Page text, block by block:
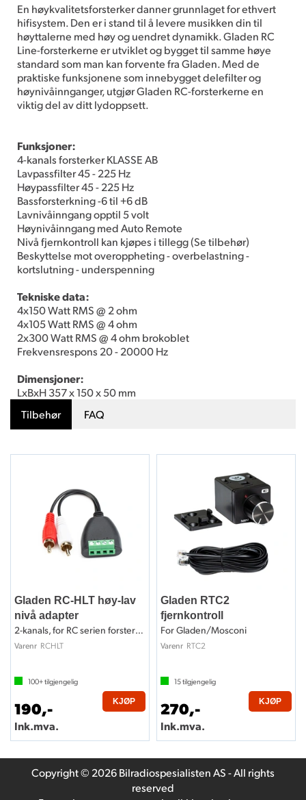
En høykvalitetsforsterker danner grunnlaget for ethvert
hifisystem. Den er i stand til å levere musikken din til
høyttalerne med høy og uendret dynamikk. Gladen RC
Line-forsterkerne er utviklet og bygget til samme høye
standard som man kan forvente fra Gladen. Med de
praktiske funksjonene som innebygget delefilter og
høynivåinnganger, utgjør Gladen RC-forsterkerne en
viktig del av ditt lydoppsett.
Funksjoner:
4-kanals forsterker KLASSE AB
Lavpassfilter 45 - 225 Hz
Høypassfilter 45 - 225 Hz
Bassforsterkning -6 til +6 dB
Lavnivåinngang opptil 5 volt
Høynivåinngang med Auto Remote
Nivå fjernkontroll kan kjøpes i tillegg (Se tilbehør)
Beskyttelse mot overoppheting - overbelastning -
kortslutning - underspenning
Tekniske data:
4x150 Watt RMS @ 2 ohm
4x105 Watt RMS @ 4 ohm
2x300 Watt RMS @ 4 ohm brokoblet
Frekvensrespons 20 - 20000 Hz
Dimensjoner:
LxBxH 357 x 150 x 50 mm
Tilbehør
FAQ
Gladen RC-HLT høy-lav
nivå adapter
2-kanals, for RC serien forsterkere
Varenr RCHLT
100+tilgjengelig
190,-
Ink.mva.
KJØP
Gladen RTC2
fjernkontroll
For Gladen/Mosconi
Varenr RTC2
15tilgjengelig
270,-
Ink.mva.
KJØP
Copyright © 2026 Bilradiospesialisten AS - All rights
reserved